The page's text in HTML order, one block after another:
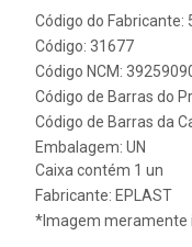
Código do Fabricante:
Código: 31677
Código NCM:
Código de Barras do
Código de Barras da
Embalagem: UN
Caixa contém 1 un
Fabricante: EPLAST
*Imagem meramente